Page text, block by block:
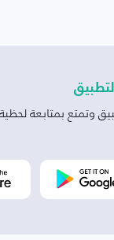
وتمتع بمتابعة